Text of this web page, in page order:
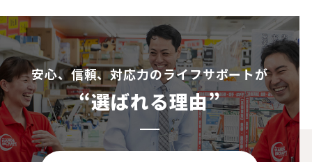
安⼼、信頼、対応⼒のライフサポートが
“選ばれる理由”